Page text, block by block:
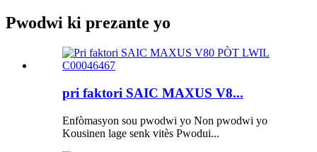
Pwodwi ki prezante yo
pri faktori SAIC MAXUS V8...
Enfòmasyon sou pwodwi yo Non pwodwi yo
Kousinen lage senk vitès Pwodui...